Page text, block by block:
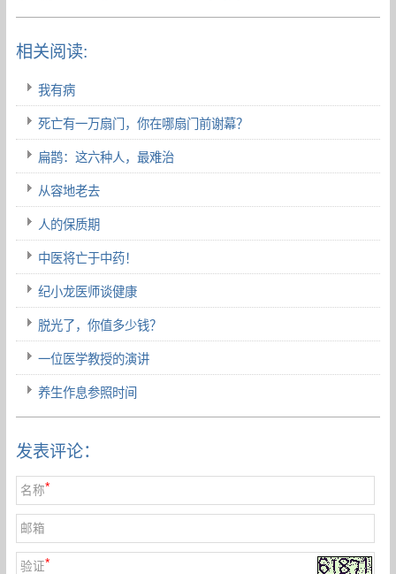
相关阅读:
我有病
死亡有一万扇门，你在哪扇门前谢幕？
扁鹊：这六种人，最难治
从容地老去
人的保质期
中医将亡于中药！
纪小龙医师谈健康
脱光了，你值多少钱？
一位医学教授的演讲
养生作息参照时间
发表评论：
名称*
邮箱
验证*